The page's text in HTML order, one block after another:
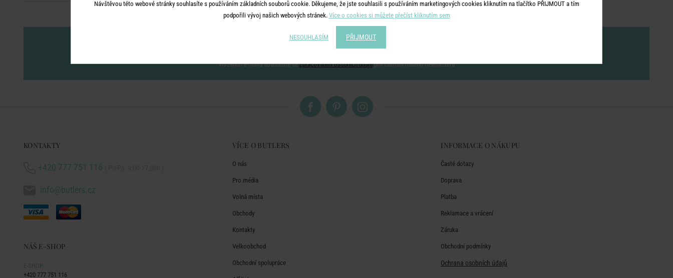
vložením e-mailu souhlasíte sezpracováním osobních údajůpro zasílání našeho newsletteru
KONTAKTY
+420 777 751 116
info@butlers.cz
NÁŠ E-SHOP
E-SHOP
+420 777 751 116
VÍCE O BUTLERS
O nás
Pro média
Volná místa
Obchody
Kontakty
Velkoobchod
Obchodní spolupráce
INFORMACE O NÁKUPU
Časté dotazy
Doprava
Platba
Reklamace a vrácení
Záruka
Obchodní podmínky
Ochrana osobních údajů
Návštěvou této webové stránky souhlasíte s používáním základních souborů cookie. Děkujeme, že jste souhlasili s používáním marketingových cookies kliknutím na tlačítko PŘIJMOUT a tím
podpořili vývoj našich webových stránek. Více o cookies si můžete přečíst kliknutím sem
NESOUHLASÍM PŘIJMOUT